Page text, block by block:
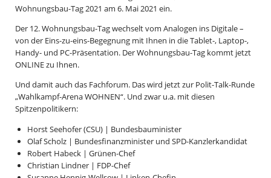
Wohnungsbau-Tag 2021 am 6. Mai 2021 ein.
Der 12. Wohnungsbau-Tag wechselt vom Analogen ins Digitale –
von der Eins-zu-eins-Begegnung mit Ihnen in die Tablet-, Laptop-,
Handy- und PC-Präsentation. Der Wohnungsbau-Tag kommt jetzt
ONLINE zu Ihnen.
Und damit auch das Fachforum. Das wird jetzt zur Polit-Talk-Runde
„Wahlkampf-Arena WOHNEN“. Und zwar u.a. mit diesen
Spitzenpolitikern:
Horst Seehofer (CSU) | Bundesbauminister
Olaf Scholz | Bundesfinanzminister und SPD-Kanzlerkandidat
Robert Habeck | Grünen-Chef
Christian Lindner | FDP-Chef